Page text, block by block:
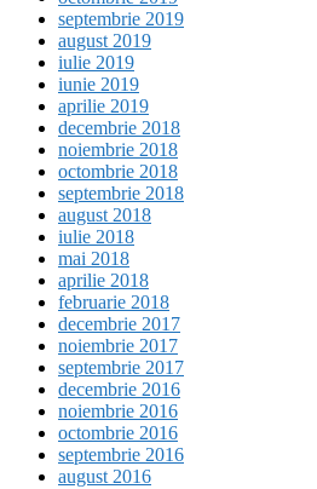
septembrie 2019
august 2019
iulie 2019
iunie 2019
aprilie 2019
decembrie 2018
noiembrie 2018
octombrie 2018
septembrie 2018
august 2018
iulie 2018
mai 2018
aprilie 2018
februarie 2018
decembrie 2017
noiembrie 2017
septembrie 2017
decembrie 2016
noiembrie 2016
octombrie 2016
septembrie 2016
august 2016